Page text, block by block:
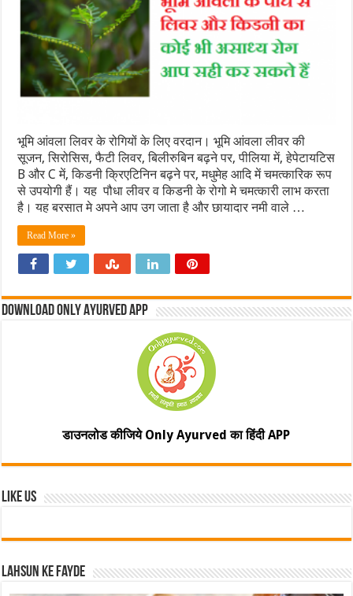
भूमि आंवला लिवर के रोगियों के लिए वरदान। भूमि आंवला लीवर की
सूजन, सिरोसिस, फैटी लिवर, बिलीरुबिन बढ़ने पर, पीलिया में, हेपेटायटिस
B और C में, किडनी क्रिएटिनिन बढ़ने पर, मधुमेह आदि में चमत्कारिक रूप
से उपयोगी हैं। यह पौधा लीवर व किडनी के रोगो मे चमत्कारी लाभ करता
है। यह बरसात मे अपने आप उग जाता है और छायादार नमी वाले …
Read More »
Download Only Ayurved App
डाउनलोड कीजिये Only Ayurved का हिंदी APP
Like Us
Lahsun ke fayde